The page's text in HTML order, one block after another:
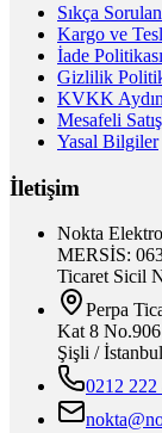
Sıkça
Kargo ve
İade Politikası
Gizlilik
KVKK
Mesafeli
Yasal Bilgiler
İletişim
Nokta
MERSİS:
Ticaret Sicil
Perpa
Kat 8
Şişli / İstanbul
0212 222